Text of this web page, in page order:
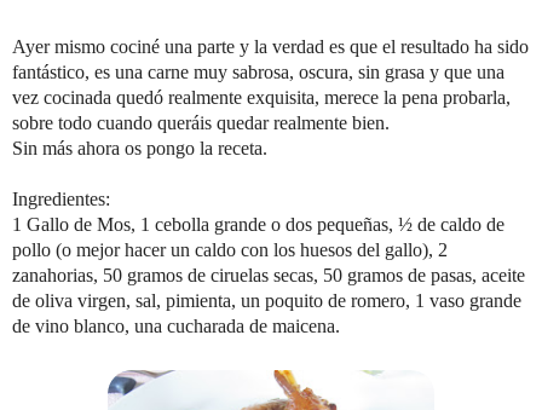
Ayer mismo cociné una parte y la verdad es que el resultado ha sido
fantástico, es una carne muy sabrosa, oscura, sin grasa y que una
vez cocinada quedó realmente exquisita, merece la pena probarla,
sobre todo cuando queráis quedar realmente bien.
Sin más ahora os pongo la receta.
Ingredientes:
1 Gallo de Mos, 1 cebolla grande o dos pequeñas, ½ de caldo de
pollo (o mejor hacer un caldo con los huesos del gallo), 2
zanahorias, 50 gramos de ciruelas secas, 50 gramos de pasas, aceite
de oliva virgen, sal, pimienta, un poquito de romero, 1 vaso grande
de vino blanco, una cucharada de maicena.